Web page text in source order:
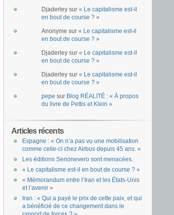
Djaderley sur « Le capitalisme est-il
en bout de course ? »
Anonyme sur « Le capitalisme est-il
en bout de course ? »
Djaderley sur « Le capitalisme est-il
en bout de course ? »
Djaderley sur « Le capitalisme est-il
en bout de course ? »
pepe sur Blog RÉALITÉ : « À propos
du livre de Pettis et Klein »
Articles récents
Espagne : « On n’a pas vu une mobilisation
comme celle-ci chez Airbus depuis 45 ans. »
Les éditions Senonevero sont menacées.
« Le capitalisme est-il en bout de course ? »
« Mémorandum entre l’Iran et les États-Unis
et l’avenir »
Iran : « Qui a payé le prix de cette paix, et qui
a bénéficié de ce changement dans le